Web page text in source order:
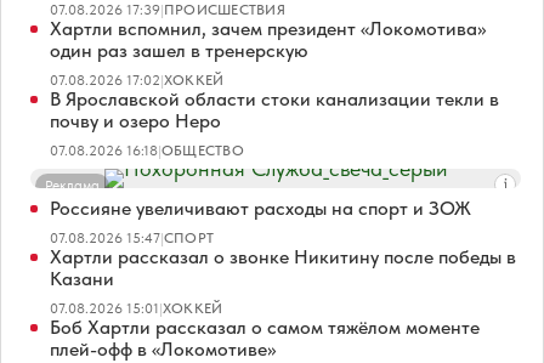
07.08.2026 17:39|ПРОИСШЕСТВИЯ
Хартли вспомнил, зачем президент «Локомотива»
один раз зашел в тренерскую
07.08.2026 17:02|ХОККЕЙ
В Ярославской области стоки канализации текли в
почву и озеро Неро
07.08.2026 16:18|ОБЩЕСТВО
Реклама
Россияне увеличивают расходы на спорт и ЗОЖ
07.08.2026 15:47|СПОРТ
Хартли рассказал о звонке Никитину после победы в
Казани
07.08.2026 15:01|ХОККЕЙ
Боб Хартли рассказал о самом тяжёлом моменте
плей-офф в «Локомотиве»